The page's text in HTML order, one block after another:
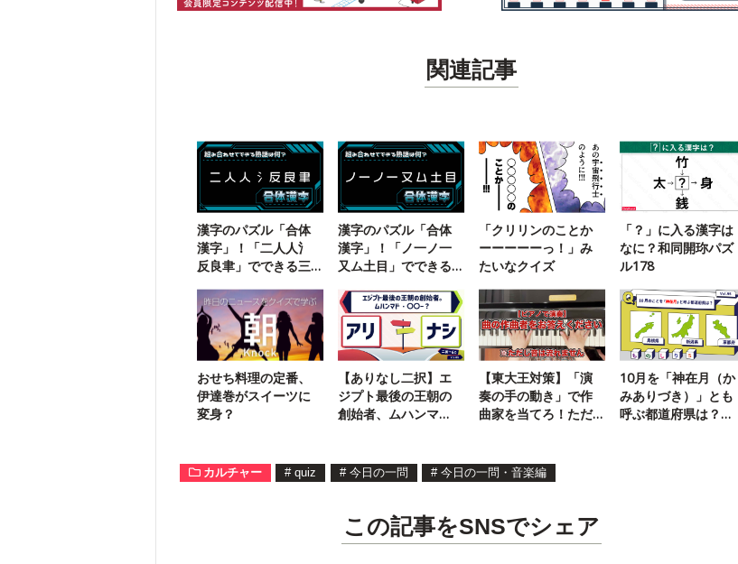
関連記事
漢字のパズル「合体
漢字」！「二人人氵
反良聿」でできる三
漢字のパズル「合体
漢字」！「ノ一ノ一
又ム土目」でできる
「クリリンのことか
ーーーーーっ！」み
たいなクイズ
「？」に入る漢字は
なに？和同開珎パズ
ル178
おせち料理の定番、
伊達巻がスイーツに
変身？
【ありなし二択】エ
ジプト最後の王朝の
創始者、ムハンマ
【東大王対策】「演
奏の手の動き」で作
曲家を当てろ！ただ
10月を「神在月（か
みありづき）」とも
呼ぶ都道府県は？
カルチャー # quiz # 今日の一問 # 今日の一問・音楽編
この記事をSNSでシェア